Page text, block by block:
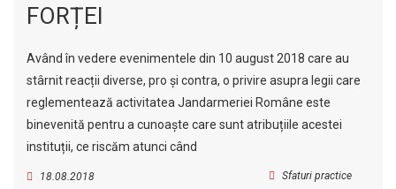
FORȚEI
Având în vedere evenimentele din 10 august 2018 care au
stârnit reacții diverse, pro și contra, o privire asupra legii care
reglementează activitatea Jandarmeriei Române este
binevenită pentru a cunoaște care sunt atribuțiile acestei
instituții, ce riscăm atunci când
18.08.2018 Sfaturi practice